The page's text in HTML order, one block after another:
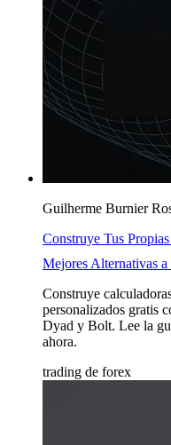
Guilherme Burnier
Construye Tus
Mejores Alternativas
Construye
personalizados gratis
Dyad y Bolt. Lee la
ahora.
trading de forex